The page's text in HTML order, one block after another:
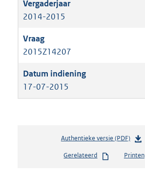
2014-2015
2015Z14207
17-07-2015
Authentieke versie (PDF)b
s
Gerelateerd Printen